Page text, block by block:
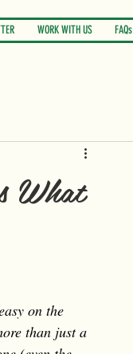
WORK WITH US FAQs
What
on the
than just a